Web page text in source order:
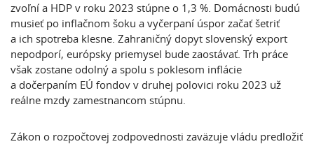
zvoľní a HDP v roku 2023 stúpne o 1,3 %. Domácnosti budú
musieť po inflačnom šoku a vyčerpaní úspor začať šetriť
a ich spotreba klesne. Zahraničný dopyt slovenský export
nepodporí, európsky priemysel bude zaostávať. Trh práce
však zostane odolný a spolu s poklesom inflácie
a dočerpaním EÚ fondov v druhej polovici roku 2023 už
reálne mzdy zamestnancom stúpnu.
Zákon o rozpočtovej zodpovednosti zaväzuje vládu predložiť